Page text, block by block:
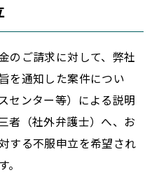
のご請求に対して、弊社
を通知した案件につい
センター等）による説明
者（社外弁護士）へ、お
する不服申立を希望され